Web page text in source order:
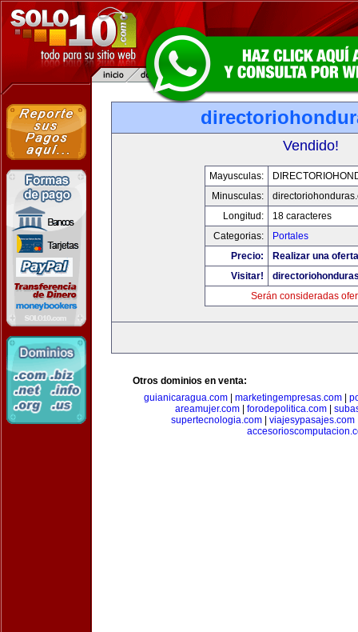
Vendido!
Mayusculas:
Minusculas:
Longitud:
18 caracteres
Categorias:
Portales
Precio:
Realizar una
Visitar!
Serán consideradas
Otros dominios en venta:
guianicaragua.com
marketingempresas.com
areamujer.com
forodepolitica.com
supertecnologia.com| viajesypasajes.com